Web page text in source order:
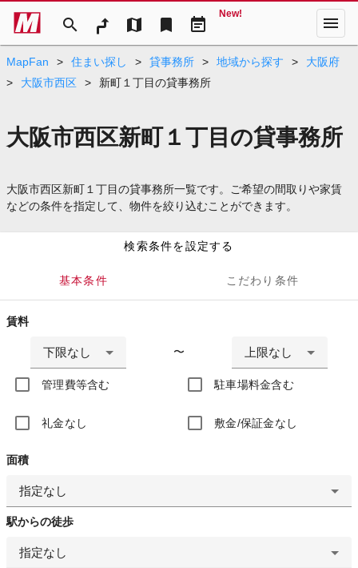
search map bookmark event_note
New! menu
MapFan > 住まい探し > 貸事務所 > 地域から探す >
大阪府
>
大阪市西区 > 新町１丁目の貸事務所
大阪市西区新町１丁目の貸事務所
大阪市西区新町１丁目の貸事務所一覧です。ご希望の間取りや家賃
などの条件を指定して、物件を絞り込むことができます。
検索条件を設定する
基本条件 こだわり条件
賃料
下限なし 〜 上限なし
管理費等含む 駐車場料金含む
礼金なし 敷金/保証金なし
面積
指定なし
駅からの徒歩
指定なし